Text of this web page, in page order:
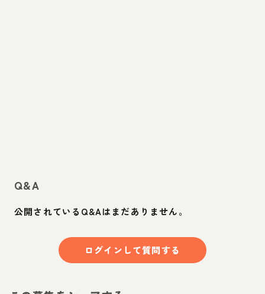
Q&A
公開されているQ&Aはまだありません。
ログインして質問する